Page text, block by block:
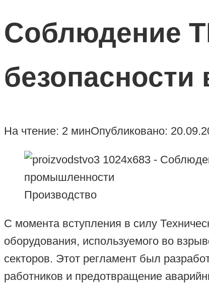
Соблюдение
На чтение: 2 минОпубликовано:
Производство
С момента вступления в силу
оборудования, используемого во
секторов. Этот регламент был
работников и предотвращение